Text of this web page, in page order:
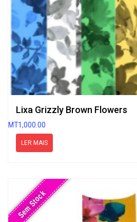
Lixa Grizzly Brown Flowers
MT1,000.00
LER MAIS
Sem Stock